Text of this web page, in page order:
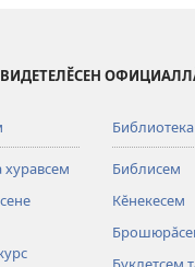
хуравсем
Библиотека
Библисем
Кӗнекесем